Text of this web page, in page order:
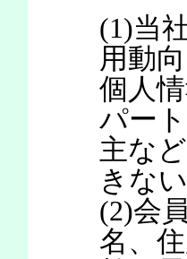
(1)当
用動
個人
パー
主な
きな
(2)会
名、